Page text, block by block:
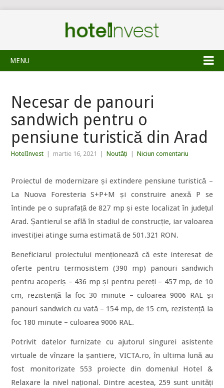
MENU
Necesar de panouri
sandwich pentru o
pensiune turistică din Arad
HotelInvest martie 16, 2021 Noutăți Niciun comentariu
Proiectul de modernizare și extindere pensiune turistică –
La Nuova Foresteria S+P+M și construire anexă P se
întinde pe o suprafață de 827 mp și este localizat în județul
Arad. Șantierul se află în stadiul de construcție, iar valoarea
investiției atinge suma estimată de 501.321 RON.
Beneficiarul proiectului menționează că este interesat de
oferte pentru termosistem (390 mp) panouri sandwich
pentru acoperiș – 436 mp și pentru pereți – 457 mp, de 10
cm, rezistență la foc 30 minute – culoarea 9006 RAL și
panouri sandwich cu vată – 154 mp, de 15 cm, rezistență la
foc 180 minute – culoarea 9006 RAL.
Potrivit datelor furnizate cu ajutorul singurei asistente
virtuale de vînzare la șantiere, VICTA.ro, în ultima lună au
fost monitorizate 553 proiecte din domeniul Hotel &
Relaxare la nivel național. Dintre acestea, 259 sunt unități